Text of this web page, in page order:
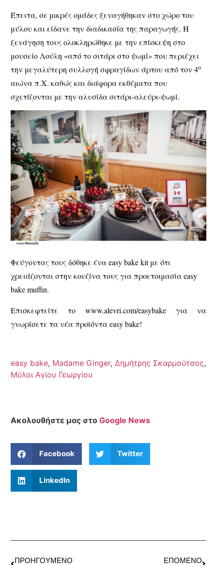
Έπειτα, σε μικρές ομάδες ξεναγήθηκαν στο χώρο του
μύλου και είδανε την διαδικασία της παραγωγής. Η
ξενάγηση τους ολοκληρώθηκε με τηνεπίσκεψη στο
μουσείο Λούλη «από το σιτάρι στο ψωμί» που περιέχει
την μεγαλύτερη συλλογή σφραγίδων άρτου από τον 4ο
αιώνα π.Χ. καθώς και διάφορα εκθέματα που
σχετίζονται με την αλυσίδα σιτάρι-αλεύρι-ψωμί.
Φεύγοντας τους δόθηκε έναeasy bake kitμε ότι
χρειάζονται στην κουζίνα τους για προετοιμασία easy
bake muffin.
Επισκεφτείτε το www.alevri.com/easybake για να
γνωρίσετε τα νέα προϊόντα easy bake!
easy bake, Madame Ginger,Δημήτρης Σκαρμούτσος,
Μύλοι Αγίου Γεωργίου
Ακολουθήστε μας στοGoogle News
Facebook Twitter
LinkedIn
ΠΡΟΗΓΟΎΜΕΝΟ ΕΠΌΜΕΝΟ